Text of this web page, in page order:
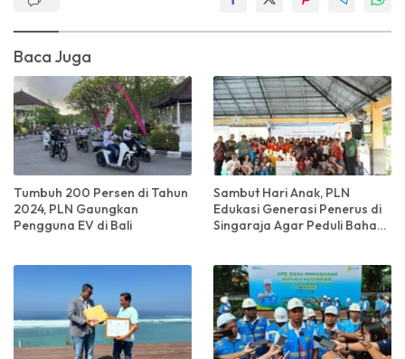
Baca Juga
Tumbuh 200 Persen di Tahun
2024, PLN Gaungkan
Pengguna EV di Bali
Sambut Hari Anak, PLN
Edukasi Generasi Penerus di
Singaraja Agar Peduli Bahaya